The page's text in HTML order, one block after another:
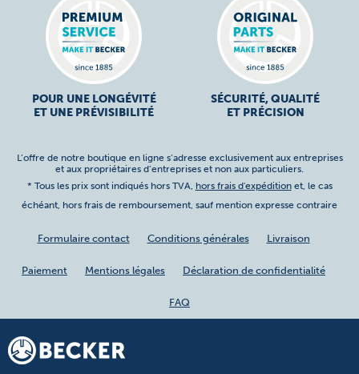
POUR UNE LONGÉVITÉ
ET UNE PRÉVISIBILITÉ
SÉCURITÉ, QUALITÉ
ET PRÉCISION
L’offre de notre boutique en ligne s’adresse exclusivement aux entreprises
et aux propriétaires d’entreprises et non aux particuliers.
* Tous les prix sont indiqués hors TVA, hors frais d'expéditionet, le cas
échéant, hors frais de remboursement, sauf mention expresse contraire
Formulaire contact Conditions générales Livraison
Paiement Mentions légales Déclaration de confidentialité
FAQ